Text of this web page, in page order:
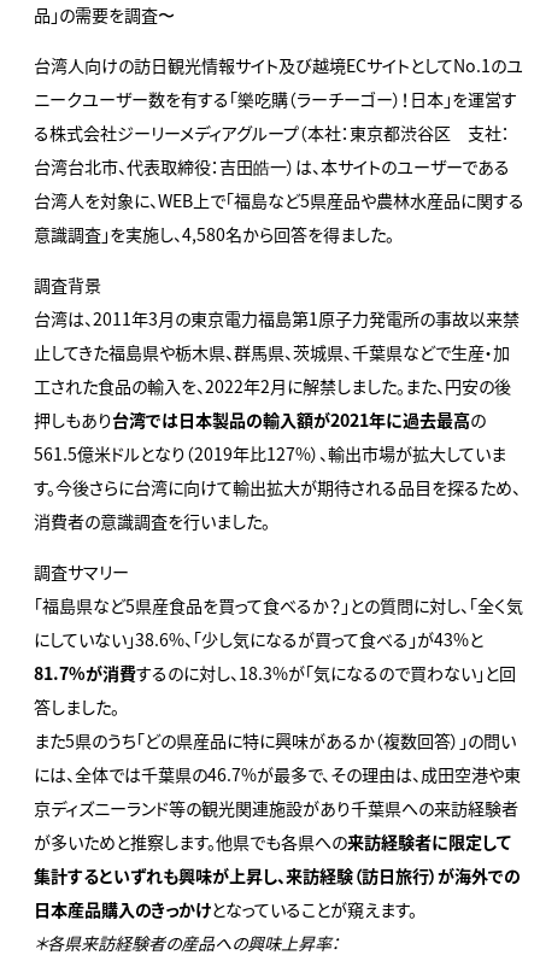
品」の需要を調査〜
台湾人向けの訪日観光情報サイト及び越境ECサイトとしてNo.1のユ
ニークユーザー数を有する「樂吃購（ラーチーゴー）！日本」を運営す
る株式会社ジーリーメディアグループ（本社：東京都渋谷区 支社：
台湾台北市、代表取締役：吉田皓一）は、本サイトのユーザーである
台湾人を対象に、WEB上で「福島など5県産品や農林水産品に関する
意識調査」を実施し、4,580名から回答を得ました。
調査背景
台湾は、2011年3月の東京電力福島第1原子力発電所の事故以来禁
止してきた福島県や栃木県、群馬県、茨城県、千葉県などで生産・加
工された食品の輸入を、2022年2月に解禁しました。また、円安の後
押しもあり台湾では日本製品の輸入額が2021年に過去最高の
561.5億米ドルとなり（2019年比127%）、輸出市場が拡大していま
す。今後さらに台湾に向けて輸出拡大が期待される品目を探るため、
消費者の意識調査を行いました。
調査サマリー
「福島県など5県産食品を買って食べるか？」との質問に対し、「全く気
にしていない」38.6%、「少し気になるが買って食べる」が43%と
81.7%が消費するのに対し、18.3%が「気になるので買わない」と回
答しました。
また5県のうち「どの県産品に特に興味があるか（複数回答）」の問い
には、全体では千葉県の46.7%が最多で、その理由は、成田空港や東
京ディズニーランド等の観光関連施設があり千葉県への来訪経験者
が多いためと推察します。他県でも各県への来訪経験者に限定して
集計するといずれも興味が上昇し、来訪経験（訪日旅行）が海外での
日本産品購入のきっかけとなっていることが窺えます。
＊各県来訪経験者の産品への興味上昇率：